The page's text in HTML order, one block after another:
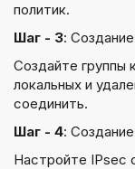
политик.
Шаг - 3:
Создайте группы
локальных и
соединить.
Шаг - 4:
Настройте IPsec